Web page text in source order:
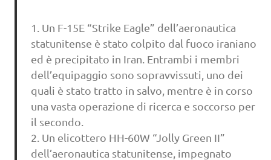
1. Un F-15E “Strike Eagle” dell’aeronautica
statunitense è stato colpito dal fuoco iraniano
ed è precipitato in Iran. Entrambi i membri
dell’equipaggio sono sopravvissuti, uno dei
quali è stato tratto in salvo, mentre è in corso
una vasta operazione di ricerca e soccorso per
il secondo.
2. Un elicottero HH-60W “Jolly Green II”
dell’aeronautica statunitense, impegnato